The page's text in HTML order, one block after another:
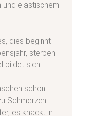
und elastischem
dies beginnt
sterben
bildet sich
schon
Schmerzen
es knackt in